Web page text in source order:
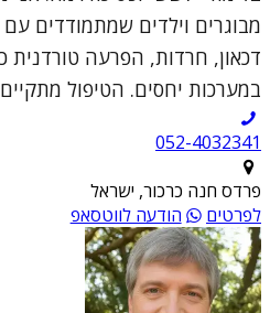
מבוגרים וילדים שמתמודדים
במערכות יחסים. הטיפול
052-4032341
פרדס חנה כרכור, ישראל
לפרטים
הודעה לווטסאפ